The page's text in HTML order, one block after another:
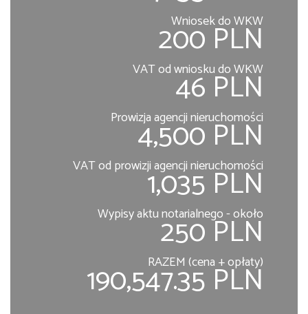
Wniosek do WKW
200 PLN
VAT od wniosku do WKW
46 PLN
Prowizja agencji nieruchomości
4,500 PLN
VAT od prowizji agencji nieruchomości
1,035 PLN
Wypisy aktu notarialnego - około
250 PLN
RAZEM (cena + opłaty)
190,547.35 PLN